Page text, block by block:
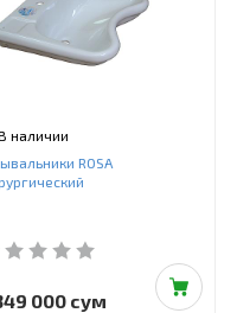
наличии
ROSA
000 сум